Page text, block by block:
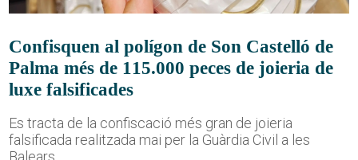
Confisquen al polígon de Son Castelló de
Palma més de 115.000 peces de joieria de
luxe falsificades
Es tracta de la confiscació més gran de joieria
falsificada realitzada mai per la Guàrdia Civil a les
Balears